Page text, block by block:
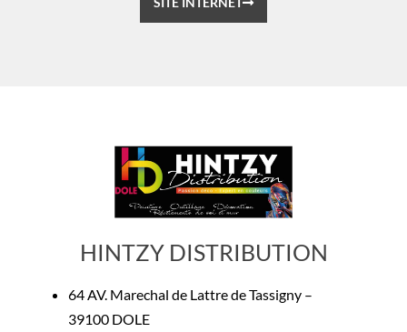
HINTZY DISTRIBUTION
64 AV. Marechal de Lattre de Tassigny –
39100 DOLE